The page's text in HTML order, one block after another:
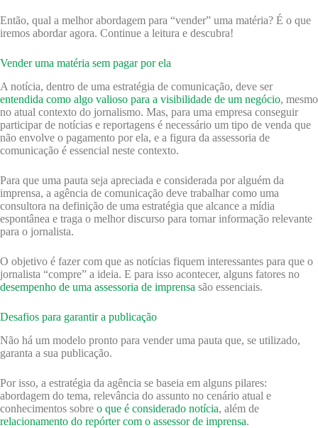
Então, qual a melhor abordagem para “vender” uma matéria? É o que
iremos abordar agora. Continue a leitura e descubra!
Vender uma matéria sem pagar por ela
A notícia, dentro de uma estratégia de comunicação, deve ser
entendida como algo valioso para a visibilidade de um negócio, mesmo
no atual contexto do jornalismo. Mas, para uma empresa conseguir
participar de notícias e reportagens é necessário um tipo de venda que
não envolve o pagamento por ela, e a figura da assessoria de
comunicação é essencial neste contexto.
Para que uma pauta seja apreciada e considerada por alguém da
imprensa, a agência de comunicação deve trabalhar como uma
consultora na definição de uma estratégia que alcance a mídia
espontânea e traga o melhor discurso para tornar informação relevante
para o jornalista.
O objetivo é fazer com que as notícias fiquem interessantes para que o
jornalista “compre” a ideia. E para isso acontecer, alguns fatores no
desempenho de uma assessoria de imprensa são essenciais.
Desafios para garantir a publicação
Não há um modelo pronto para vender uma pauta que, se utilizado,
garanta a sua publicação.
Por isso, a estratégia da agência se baseia em alguns pilares:
abordagem do tema, relevância do assunto no cenário atual e
conhecimentos sobre o que é considerado notícia, além de
relacionamento do repórter com o assessor de imprensa.